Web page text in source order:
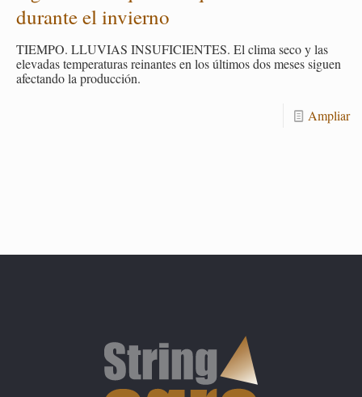
du­ran­te el in­vierno
TIEM­PO. LLU­VIAS IN­SU­FI­CIEN­TES. El clima seco y las
ele­va­das tem­pe­ra­tu­ras reinan­tes en los úl­ti­mos dos meses si­guen
afec­tan­do la pro­duc­ción.
Am­pliar